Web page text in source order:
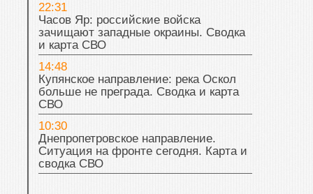
22:31
Часов Яр: российские войска
зачищают западные окраины. Сводка
и карта СВО
14:48
Купянское направление: река Оскол
больше не преграда. Сводка и карта
СВО
10:30
Днепропетровское направление.
Ситуация на фронте сегодня. Карта и
сводка СВО